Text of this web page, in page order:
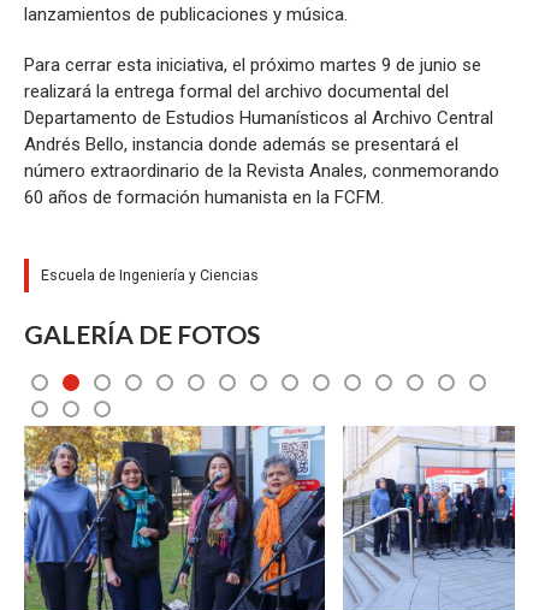
lanzamientos de publicaciones y música.
Para cerrar esta iniciativa, el próximo martes 9 de junio se
realizará la entrega formal del archivo documental del
Departamento de Estudios Humanísticos al Archivo Central
Andrés Bello, instancia donde además se presentará el
número extraordinario de la Revista Anales, conmemorando
60 años de formación humanista en la FCFM.
Escuela de Ingeniería y Ciencias
GALERÍA DE FOTOS
Zoom Zoom
5 6 7 8 9 10 11 12 13 14 15